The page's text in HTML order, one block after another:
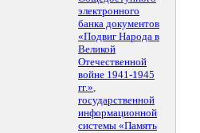
электронного
банка документов
«Подвиг Народа в
Великой
Отечественной
войне 1941-1945
гг.»,
государственной
информационной
системы «Память